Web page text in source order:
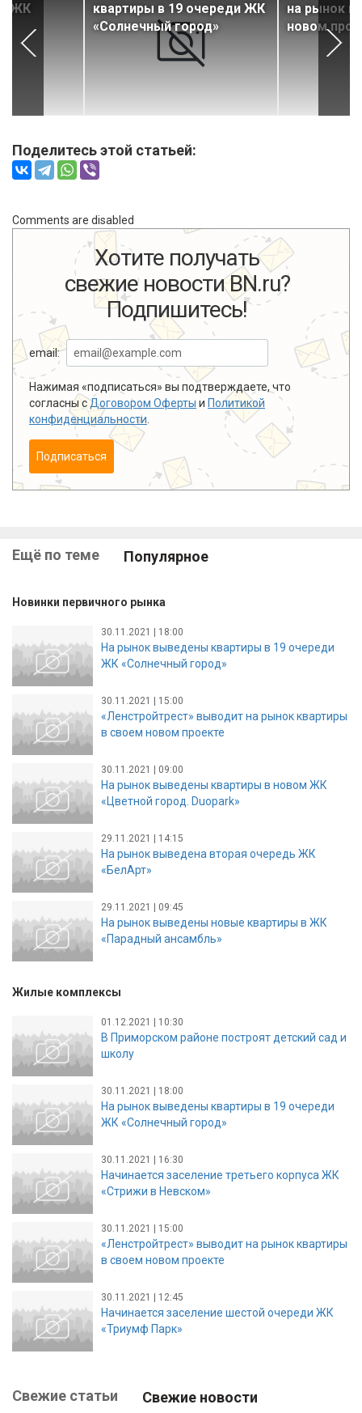
ЖК
квартиры в 19 очереди ЖК
«Солнечный город»
на рынок
новом
Поделитесь этой статьей:
Comments are disabled
Хотите получать
свежие новости BN.ru?
Подпишитесь!
email:
Нажимая «подписаться» вы подтверждаете, что
согласны сДоговором Оферты и Политикой
конфиденциальности
Подписаться
Ещё по теме Популярное
Новинки первичного рынка
30.11.2021 | 18:00
На рынок выведены квартиры в 19 очереди
ЖК «Солнечный город»
30.11.2021 | 15:00
«Ленстройтрест» выводит на рынок квартиры
в своем новом проекте
30.11.2021 | 09:00
На рынок выведены квартиры в новом ЖК
«Цветной город. Duopark»
29.11.2021 | 14:15
На рынок выведена вторая очередь ЖК
«БелАрт»
29.11.2021 | 09:45
На рынок выведены новые квартиры в ЖК
«Парадный ансамбль»
Жилые комплексы
01.12.2021 | 10:30
В Приморском районе построят детский сад и
школу
30.11.2021 | 18:00
На рынок выведены квартиры в 19 очереди
ЖК «Солнечный город»
30.11.2021 | 16:30
Начинается заселение третьего корпуса ЖК
«Стрижи в Невском»
30.11.2021 | 15:00
«Ленстройтрест» выводит на рынок квартиры
в своем новом проекте
30.11.2021 | 12:45
Начинается заселение шестой очереди ЖК
«Триумф Парк»
Свежие статьи Свежие новости